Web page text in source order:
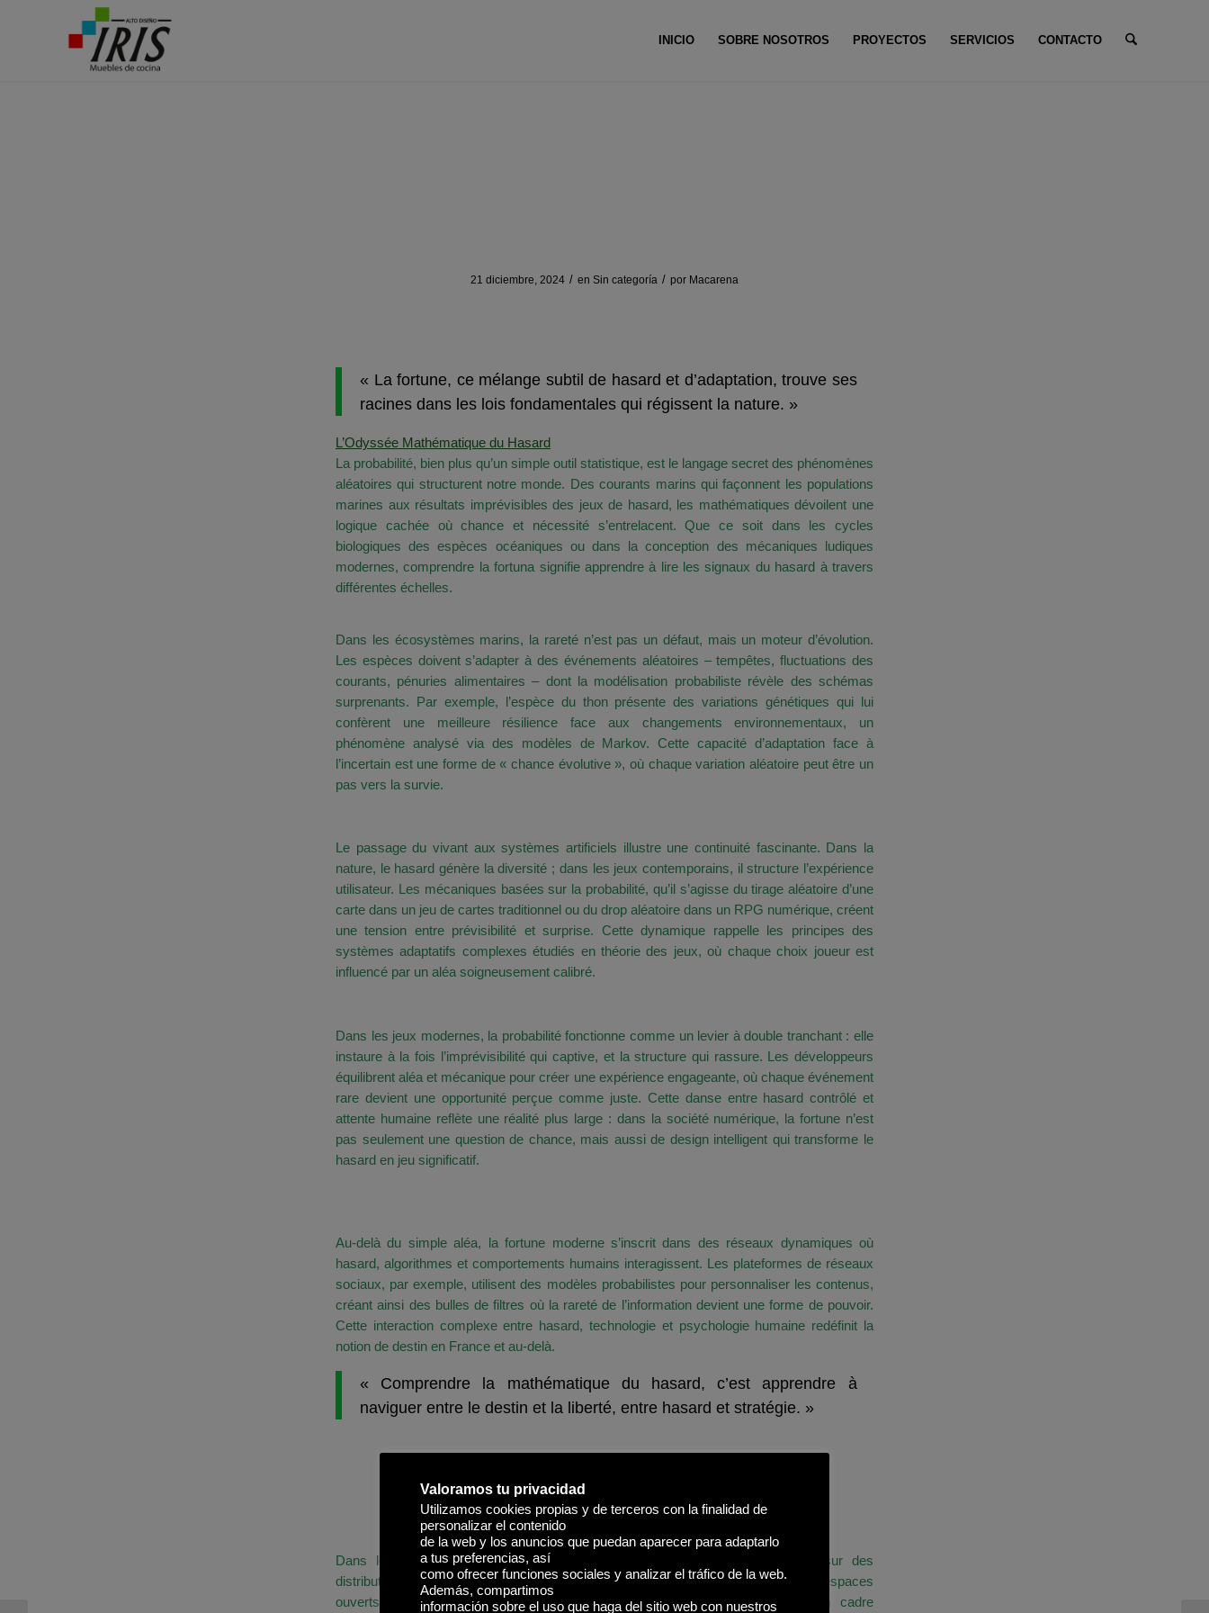
INICIO SOBRE NOSOTROS PROYECTOS SERVICIOS CONTACTO
21 diciembre, 2024 / en Sin categoría / por Macarena
« La fortune, ce mélange subtil de hasard et d’adaptation, trouve ses
racines dans les lois fondamentales qui régissent la nature. »
L’Odyssée Mathématique du Hasard
La probabilité, bien plus qu’un simple outil statistique, est le langage secret des phénomènes
aléatoires qui structurent notre monde. Des courants marins qui façonnent les populations
marines aux résultats imprévisibles des jeux de hasard, les mathématiques dévoilent une
logique cachée où chance et nécessité s’entrelacent. Que ce soit dans les cycles
biologiques des espèces océaniques ou dans la conception des mécaniques ludiques
modernes, comprendre la fortuna signifie apprendre à lire les signaux du hasard à travers
différentes échelles.
Dans les écosystèmes marins, la rareté n’est pas un défaut, mais un moteur d’évolution.
Les espèces doivent s’adapter à des événements aléatoires – tempêtes, fluctuations des
courants, pénuries alimentaires – dont la modélisation probabiliste révèle des schémas
surprenants. Par exemple, l’espèce du thon présente des variations génétiques qui lui
confèrent une meilleure résilience face aux changements environnementaux, un
phénomène analysé via des modèles de Markov. Cette capacité d’adaptation face à
l’incertain est une forme de « chance évolutive », où chaque variation aléatoire peut être un
pas vers la survie.
Le passage du vivant aux systèmes artificiels illustre une continuité fascinante. Dans la
nature, le hasard génère la diversité ; dans les jeux contemporains, il structure l’expérience
utilisateur. Les mécaniques basées sur la probabilité, qu’il s’agisse du tirage aléatoire d’une
carte dans un jeu de cartes traditionnel ou du drop aléatoire dans un RPG numérique, créent
une tension entre prévisibilité et surprise. Cette dynamique rappelle les principes des
systèmes adaptatifs complexes étudiés en théorie des jeux, où chaque choix joueur est
influencé par un aléa soigneusement calibré.
Dans les jeux modernes, la probabilité fonctionne comme un levier à double tranchant : elle
instaure à la fois l’imprévisibilité qui captive, et la structure qui rassure. Les développeurs
équilibrent aléa et mécanique pour créer une expérience engageante, où chaque événement
rare devient une opportunité perçue comme juste. Cette danse entre hasard contrôlé et
attente humaine reflète une réalité plus large : dans la société numérique, la fortune n’est
pas seulement une question de chance, mais aussi de design intelligent qui transforme le
hasard en jeu significatif.
Au-delà du simple aléa, la fortune moderne s’inscrit dans des réseaux dynamiques où
hasard, algorithmes et comportements humains interagissent. Les plateformes de réseaux
sociaux, par exemple, utilisent des modèles probabilistes pour personnaliser les contenus,
créant ainsi des bulles de filtres où la rareté de l’information devient une forme de pouvoir.
Cette interaction complexe entre hasard, technologie et psychologie humaine redéfinit la
notion de destin en France et au-delà.
« Comprendre la mathématique du hasard, c’est apprendre à
naviguer entre le destin et la liberté, entre hasard et stratégie. »
La Fortune en Réseaux Complexes : Du
Tuna aux Jeux Numériques
La Probabilité dans les Jeux Numériques et les Réseaux
Dans les jeux vidéo, les algorithmes de génération procédurale s’appuient sur des
distributions probabilistes pour créer des mondes riches et imprévisibles. Les espaces
ouverts, les rencontres fortuites, les quêtes aléatoires s’inscrivent dans un cadre
Valoramos tu privacidad
Utilizamos cookies propias y de terceros con la finalidad de
personalizar el contenido
de la web y los anuncios que puedan aparecer para adaptarlo
a tus preferencias, así
como ofrecer funciones sociales y analizar el tráfico de la web.
Además, compartimos
información sobre el uso que haga del sitio web con nuestros